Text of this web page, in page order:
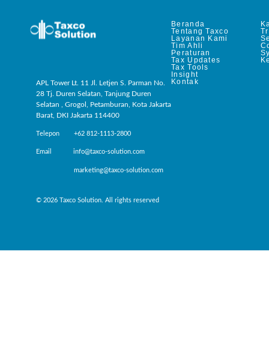
APL Tower Lt. 11 Jl. Letjen S. Parman No.
28 Tj. Duren Selatan, Tanjung Duren
Selatan , Grogol, Petamburan, Kota Jakarta
Barat, DKI Jakarta 114400
Telepon +62 812-1113-2800
Email info@taxco-solution.com
marketing@taxco-solution.com
© 2026 Taxco Solution. All rights reserved
Beranda
Tentang Taxco
Layanan Kami
Tim Ahli
Peraturan
Tax Updates
Tax Tools
Insight
Kontak